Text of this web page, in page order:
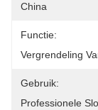
China
Functie:
Vergrendeling
Gebruik:
Professionele